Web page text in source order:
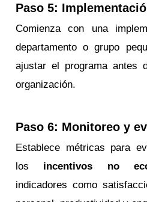
Paso 5:
Comienza con una
departamento o grupo
ajustar el programa antes
organización.
Paso 6: Monitoreo y
Establece métricas para
los incentivos no
indicadores como